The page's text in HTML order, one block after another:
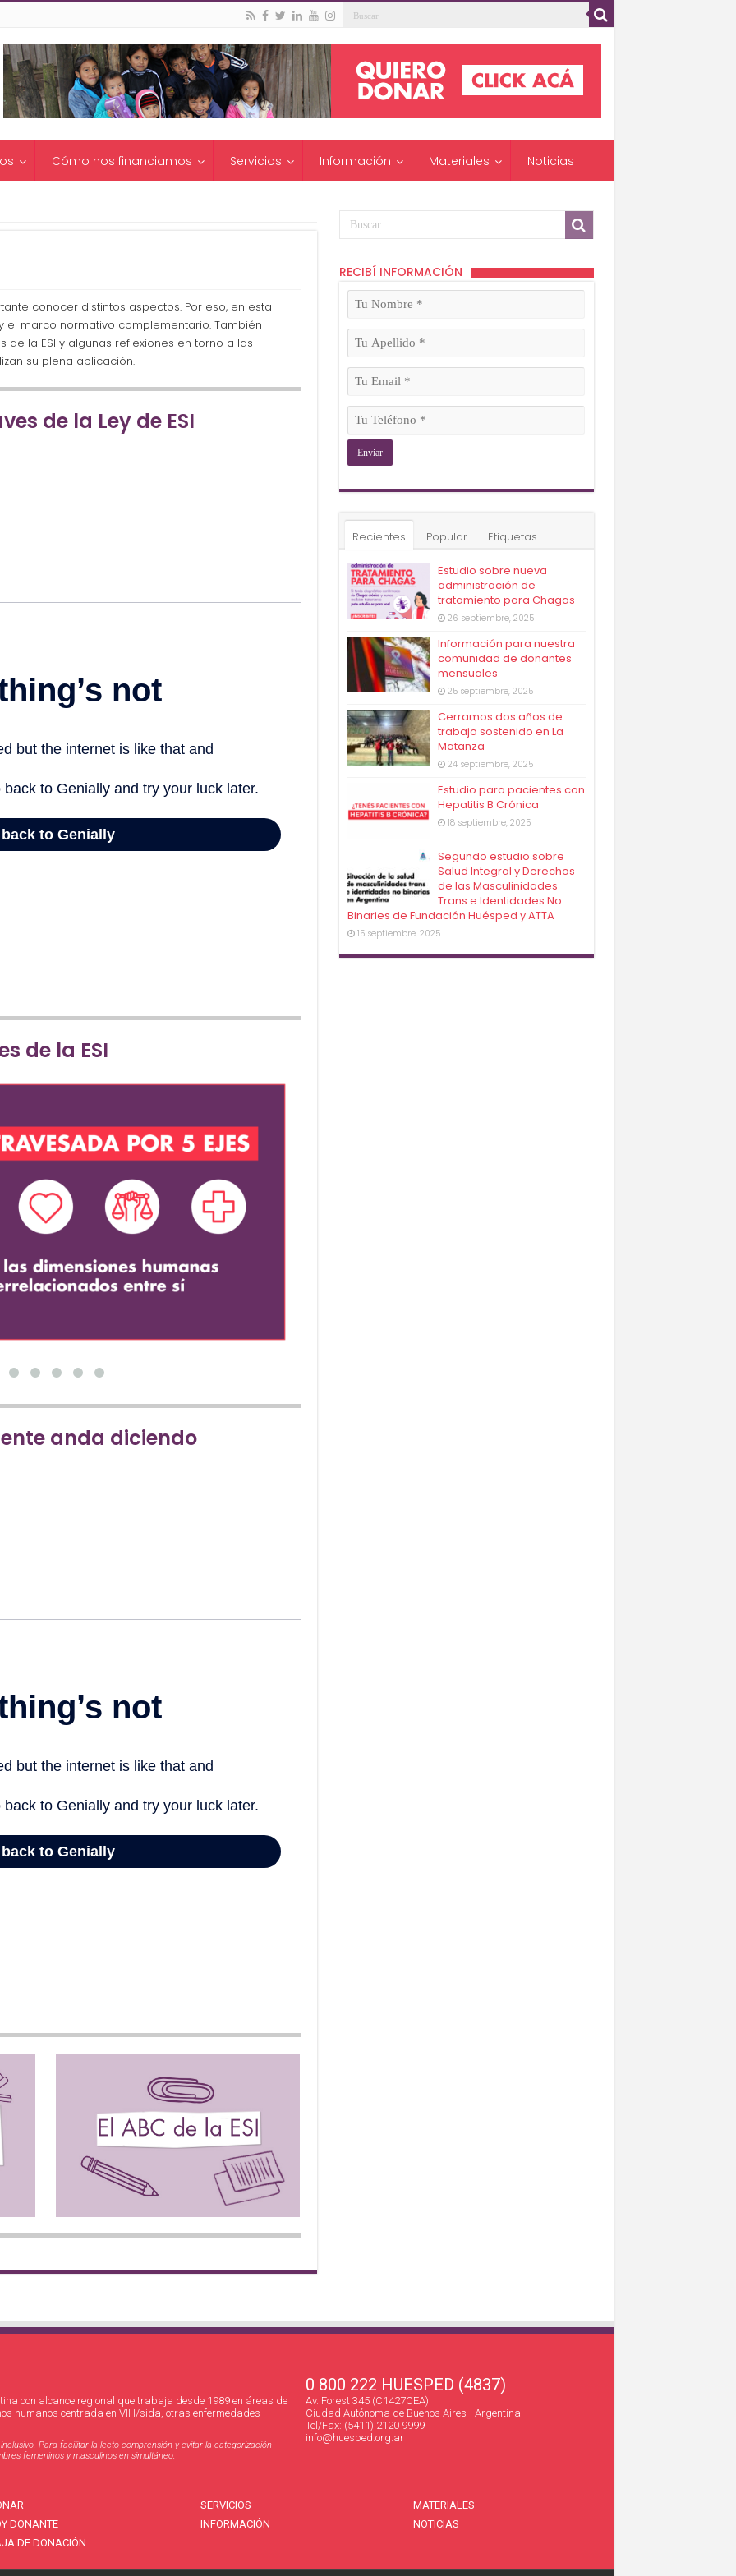
Cómo nos financiamos Servicios Información Materiales Noticias
conocer distintos aspectos. Por eso, en esta
marco normativo complementario. También
la ESI y algunas reflexiones en torno a las
su plena aplicación.
de la Ley de ESI
de la ESI
anda diciendo
RECIBÍ INFORMACIÓN
Tu
(Obligatorio)
Tu
Apellido
(Obligatorio)
Tu
(Obligatorio)
Tu
(Obligatorio)
Recientes Popular Etiquetas
Estudio sobre nueva
administración de
tratamiento para Chagas
26 septiembre, 2025
Información para nuestra
comunidad de donantes
mensuales
25 septiembre, 2025
Cerramos dos años de
trabajo sostenido en La
Matanza
24 septiembre, 2025
Estudio para pacientes con
Hepatitis B Crónica
18 septiembre, 2025
Segundo estudio sobre
Salud Integral y Derechos
de las Masculinidades
Trans e Identidades No
Binaries de Fundación Huésped y ATTA
15 septiembre, 2025
con alcance regional que trabaja desde 1989 en áreas de
humanos centrada en VIH/sida, otras enfermedades
Para facilitar la lecto-comprensión y evitar la categorización
femeninos y masculinos en simultáneo.
0 800 222 HUESPED (4837)
Av. Forest 345 (C1427CEA)
Ciudad Autónoma de Buenos Aires - Argentina
Tel/Fax: (5411) 2120 9999
info@huesped.org.ar
DONANTE
DE DONACIÓN
SERVICIOS
INFORMACIÓN
MATERIALES
NOTICIAS